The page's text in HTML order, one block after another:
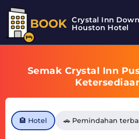
BOOK Crystal Inn
Houston Hotel
Semak Crystal Inn
🏨 Hotel 🚗 Pemindahan